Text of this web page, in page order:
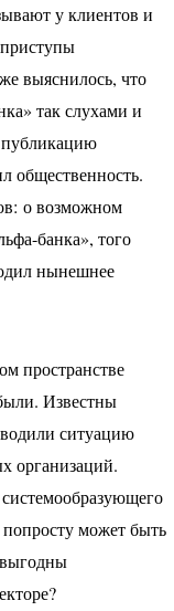
у клиентов и
выяснилось, что
так слухами и
публикацию
общественность.
о возможном
банка», того
нынешнее
пространстве
Известны
ситуацию
организаций.
попросту может быть